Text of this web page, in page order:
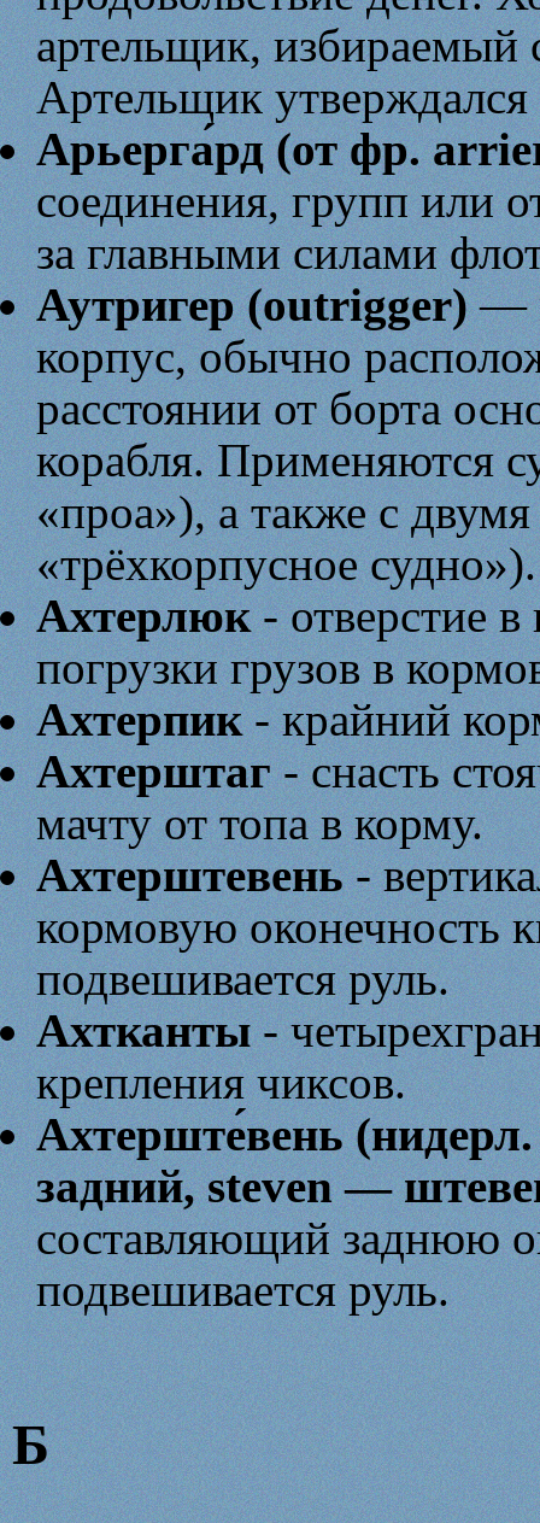
артельщик, избираемый
Артельщик
Арьерга́рд (от фр.
соединения, групп или
за главными силами
Аутригер (outrigger)—
корпус, обычно
расстоянии от борта
корабля. Применяются
«проа»), а также с
«трёхкорпусное судно»).
Ахтерлюк- отверстие в
погрузки грузов в
Ахтерпик- крайний
Ахтерштаг- снасть
мачту от топа в корму.
Ахтерштевень-
кормовую оконечность
подвешивается руль.
Ахтканты-
крепления чиксов.
Ахтерште́вень
задний, steven —
составляющий заднюю
подвешивается руль.
Б